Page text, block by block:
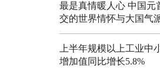
最是真情暖人心 中国元
交的世界情怀与大国气
上半年规模以上工业中
增加值同比增长5.8%